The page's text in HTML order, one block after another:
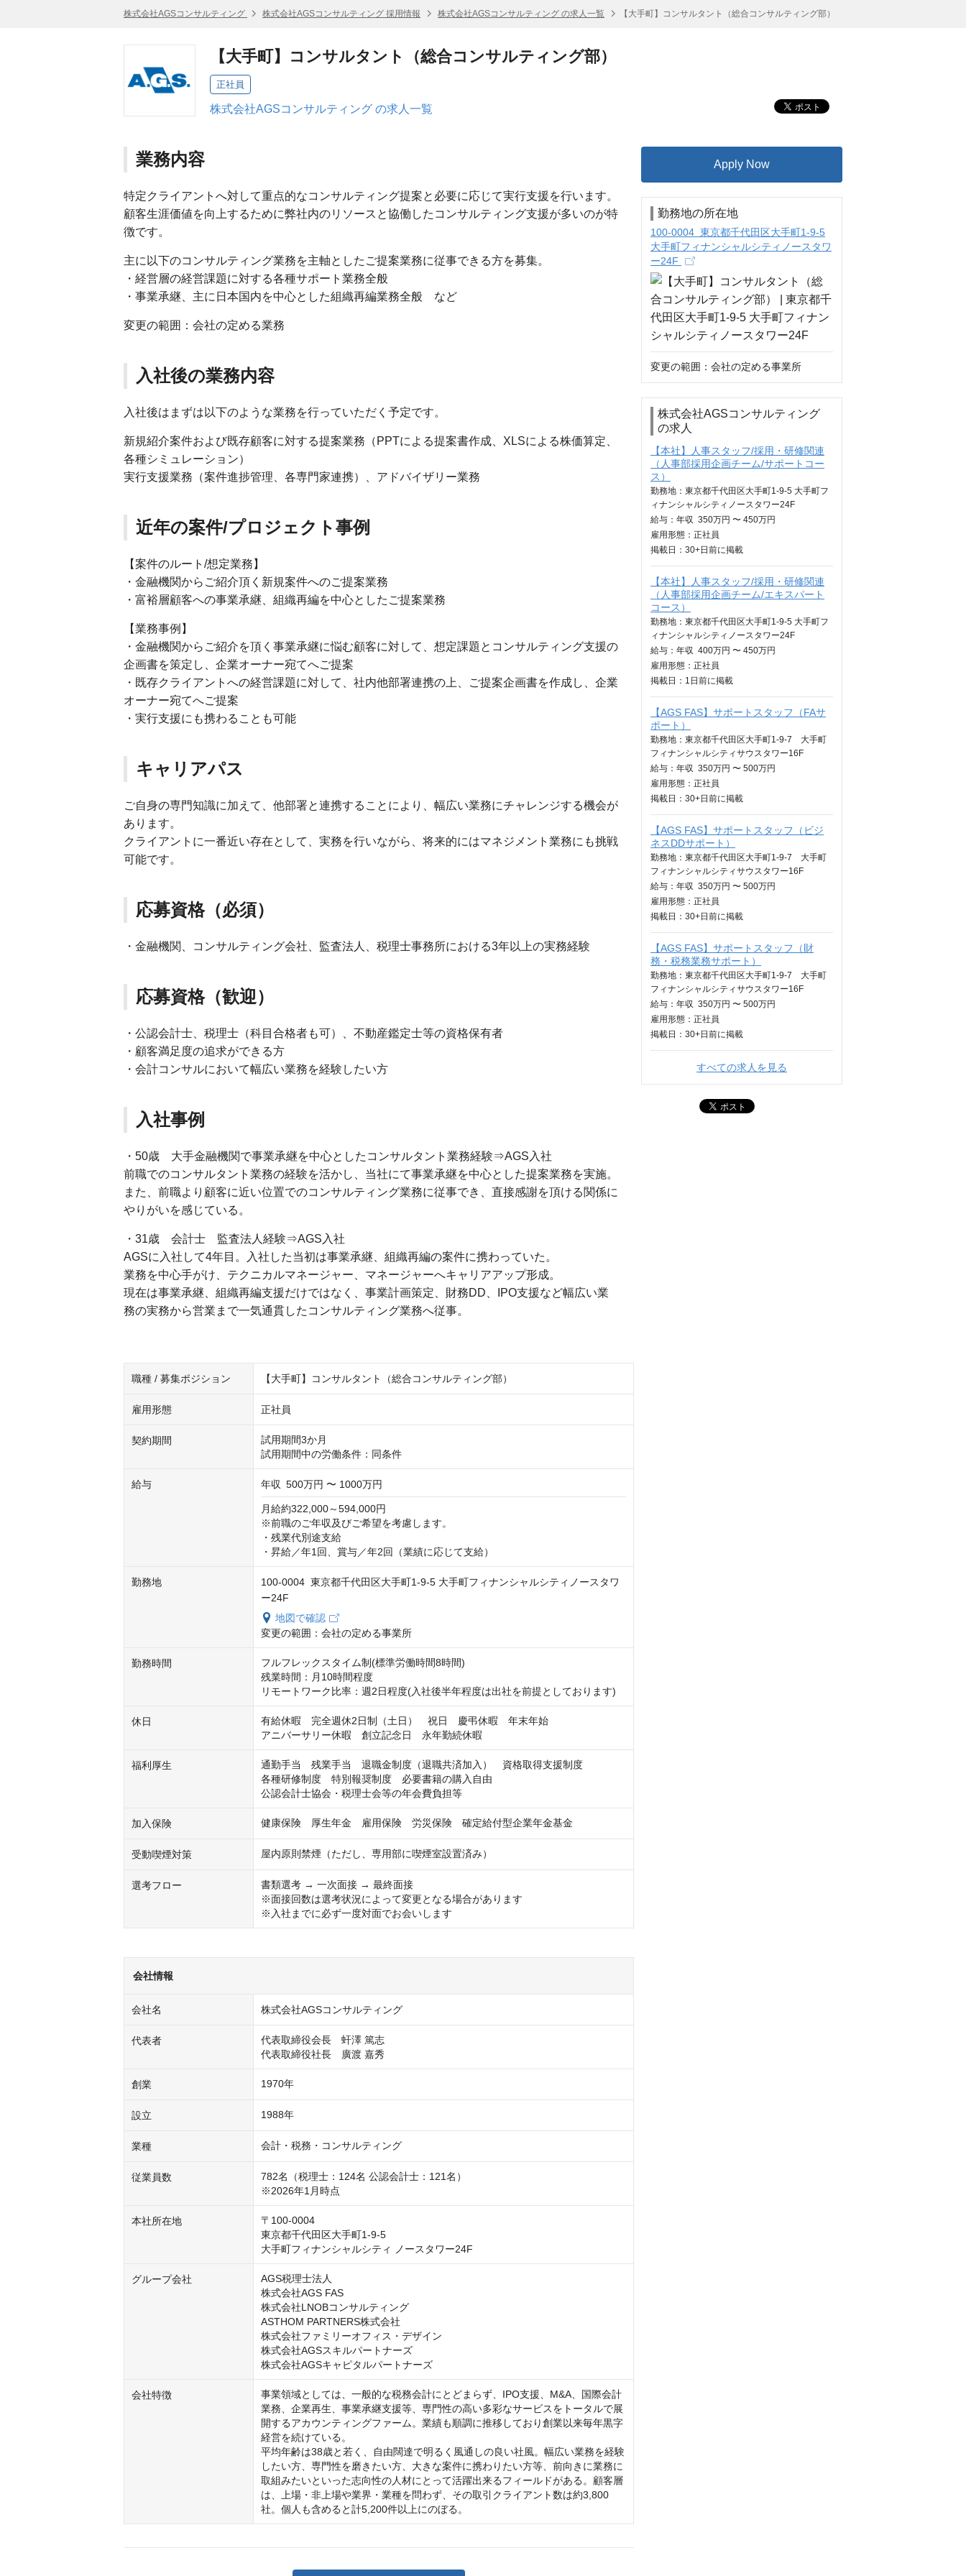
株式会社AGSコンサルティング 株式会社AGSコンサルティング 採用情報 株式会社AGSコンサルティング の求人一覧 【大手町】コンサルタント（総合コンサルティング部）
【大手町】コンサルタント（総合コンサルティング部）
正社員
株式会社AGSコンサルティング の求人一覧
業務内容
特定クライアントへ対して重点的なコンサルティング提案と必要に応じて実行支援を行います。
顧客生涯価値を向上するために弊社内のリソースと協働したコンサルティング支援が多いのが特
徴です。
主に以下のコンサルティング業務を主軸としたご提案業務に従事できる方を募集。
・経営層の経営課題に対する各種サポート業務全般
・事業承継、主に日本国内を中心とした組織再編業務全般 など
変更の範囲：会社の定める業務
入社後の業務内容
入社後はまずは以下のような業務を行っていただく予定です。
新規紹介案件および既存顧客に対する提案業務（PPTによる提案書作成、XLSによる株価算定、
各種シミュレーション）
実行支援業務（案件進捗管理、各専門家連携）、アドバイザリー業務
近年の案件/プロジェクト事例
【案件のルート/想定業務】
・金融機関からご紹介頂く新規案件へのご提案業務
・富裕層顧客への事業承継、組織再編を中心としたご提案業務
【業務事例】
・金融機関からご紹介を頂く事業承継に悩む顧客に対して、想定課題とコンサルティング支援の
企画書を策定し、企業オーナー宛てへご提案
・既存クライアントへの経営課題に対して、社内他部署連携の上、ご提案企画書を作成し、企業
オーナー宛てへご提案
・実行支援にも携わることも可能
キャリアパス
ご自身の専門知識に加えて、他部署と連携することにより、幅広い業務にチャレンジする機会が
あります。
クライアントに一番近い存在として、実務を行いながら、将来的にはマネジメント業務にも挑戦
可能です。
応募資格（必須）
・金融機関、コンサルティング会社、監査法人、税理士事務所における3年以上の実務経験
応募資格（歓迎）
・公認会計士、税理士（科目合格者も可）、不動産鑑定士等の資格保有者
・顧客満足度の追求ができる方
・会計コンサルにおいて幅広い業務を経験したい方
入社事例
・50歳 大手金融機関で事業承継を中心としたコンサルタント業務経験⇒AGS入社
前職でのコンサルタント業務の経験を活かし、当社にて事業承継を中心とした提案業務を実施。
また、前職より顧客に近い位置でのコンサルティング業務に従事でき、直接感謝を頂ける関係に
やりがいを感じている。
・31歳 会計士 監査法人経験⇒AGS入社
AGSに入社して4年目。入社した当初は事業承継、組織再編の案件に携わっていた。
業務を中心手がけ、テクニカルマネージャー、マネージャーへキャリアアップ形成。
現在は事業承継、組織再編支援だけではなく、事業計画策定、財務DD、IPO支援など幅広い業
務の実務から営業まで一気通貫したコンサルティング業務へ従事。
職種 / 募集ポジション 【大手町】コンサルタント（総合コンサルティング部）
雇用形態 正社員
契約期間
試用期間3か月
試用期間中の労働条件：同条件
給与 年収 500万円 〜 1000万円
月給約322,000～594,000円
※前職のご年収及びご希望を考慮します。
・残業代別途支給
・昇給／年1回、賞与／年2回（業績に応じて支給）
勤務地
100-0004 東京都千代田区大手町1-9-5 大手町フィナンシャルシティノースタワ
ー24F
地図で確認
変更の範囲：会社の定める事業所
勤務時間
フルフレックスタイム制(標準労働時間8時間)
残業時間：月10時間程度
リモートワーク比率：週2日程度(入社後半年程度は出社を前提としております)
休日
有給休暇　完全週休2日制（土日）　祝日　慶弔休暇　年末年始
アニバーサリー休暇　創立記念日　永年勤続休暇
福利厚生
通勤手当　残業手当　退職金制度（退職共済加入）　資格取得支援制度
各種研修制度　特別報奨制度　必要書籍の購入自由
公認会計士協会・税理士会等の年会費負担等
加入保険 健康保険　厚生年金　雇用保険　労災保険　確定給付型企業年金基金
受動喫煙対策 屋内原則禁煙（ただし、専用部に喫煙室設置済み）
選考フロー
書類選考 → 一次面接 → 最終面接
※面接回数は選考状況によって変更となる場合があります
※入社までに必ず一度対面でお会いします
会社情報
会社名 株式会社AGSコンサルティング
代表者
代表取締役会長　虷澤 篤志
代表取締役社長　廣渡 嘉秀
創業 1970年
設立 1988年
業種 会計・税務・コンサルティング
従業員数
782名（税理士：124名 公認会計士：121名）
※2026年1月時点
本社所在地
〒100-0004
東京都千代田区大手町1-9-5
大手町フィナンシャルシティ ノースタワー24F
グループ会社
AGS税理士法人
株式会社AGS FAS
株式会社LNOBコンサルティング
ASTHOM PARTNERS株式会社
株式会社ファミリーオフィス・デザイン
株式会社AGSスキルパートナーズ
株式会社AGSキャピタルパートナーズ
会社特徴
事業領域としては、一般的な税務会計にとどまらず、IPO支援、M&A、国際会計
業務、企業再生、事業承継支援等、専門性の高い多彩なサービスをトータルで展
開するアカウンティングファーム。業績も順調に推移しており創業以来毎年黒字
経営を続けている。
平均年齢は38歳と若く、自由闊達で明るく風通しの良い社風。幅広い業務を経験
したい方、専門性を磨きたい方、大きな案件に携わりたい方等、前向きに業務に
取組みたいといった志向性の人材にとって活躍出来るフィールドがある。顧客層
は、上場・非上場や業界・業種を問わず、その取引クライアント数は約3,800
社。個人も含めると計5,200件以上にのぼる。
Apply Now
勤務地の所在地
100-0004 東京都千代田区大手町1-9-5
大手町フィナンシャルシティノースタワ
ー24F
変更の範囲：会社の定める事業所
株式会社AGSコンサルティング
の求人
【本社】人事スタッフ/採用・研修関連
（人事部採用企画チーム/サポートコー
ス）
勤務地：東京都千代田区大手町1-9-5 大手町フ
ィナンシャルシティノースタワー24F
給与： 年収 350万円 〜 450万円
雇用形態：正社員
掲載日： 30+日 前に掲載
【本社】人事スタッフ/採用・研修関連
（人事部採用企画チーム/エキスパート
コース）
勤務地：東京都千代田区大手町1-9-5 大手町フ
ィナンシャルシティノースタワー24F
給与： 年収 400万円 〜 450万円
雇用形態：正社員
掲載日： 1日 前に掲載
【AGS FAS】サポートスタッフ（FAサ
ポート）
勤務地：東京都千代田区大手町1-9-7 大手町
フィナンシャルシティサウスタワー16F
給与： 年収 350万円 〜 500万円
雇用形態：正社員
掲載日： 30+日 前に掲載
【AGS FAS】サポートスタッフ（ビジ
ネスDDサポート）
勤務地：東京都千代田区大手町1-9-7 大手町
フィナンシャルシティサウスタワー16F
給与： 年収 350万円 〜 500万円
雇用形態：正社員
掲載日： 30+日 前に掲載
【AGS FAS】サポートスタッフ（財
務・税務業務サポート）
勤務地：東京都千代田区大手町1-9-7 大手町
フィナンシャルシティサウスタワー16F
給与： 年収 350万円 〜 500万円
雇用形態：正社員
掲載日： 30+日 前に掲載
すべての求人を見る